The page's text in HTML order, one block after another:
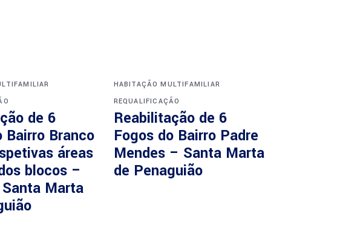
de 6
Bairro Branco
áreas
blocos –
Marta
HABITAÇÃO MULTIFAMILIAR
REQUALIFICAÇÃO
Reabilitação de 6
Fogos do Bairro Padre
Mendes – Santa Marta
de Penaguião